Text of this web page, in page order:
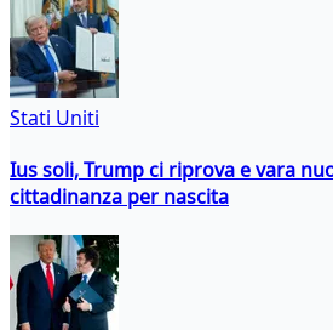
Stati Uniti
Ius soli, Trump ci riprova e vara
cittadinanza per nascita